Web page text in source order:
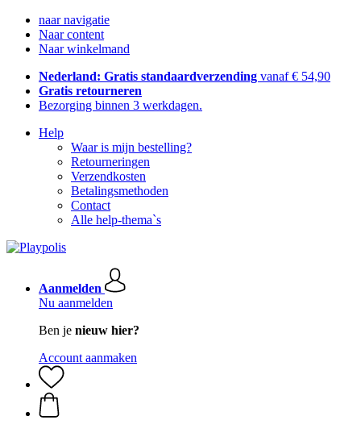
naar navigatie
Naar content
Naar winkelmand
Nederland: Gratis standaardverzending vanaf € 54,90
Gratis retourneren
Bezorging binnen 3 werkdagen.
Help
Waar is mijn bestelling?
Retourneringen
Verzendkosten
Betalingsmethoden
Contact
Alle help-thema`s
Aanmelden
Nu aanmelden
Ben je nieuw hier?
Account aanmaken